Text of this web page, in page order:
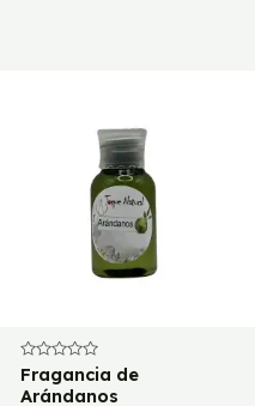
Valorado
con
0
Fragancia de
Arándanos